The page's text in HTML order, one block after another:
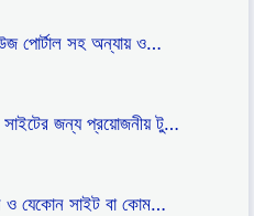
পোর্টাল সহ অন্যায় ও…
সাইটের জন্য প্রয়োজনীয় টু…
ও যেকোন সাইট বা কোম…